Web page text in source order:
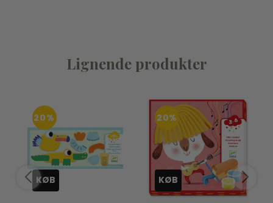
Lignende produkter
20%
KØB
20%
KØB